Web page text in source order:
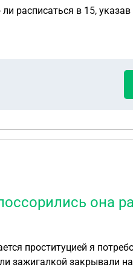
расписаться в 15,
она
проституцией я
зажигалкой закрывали